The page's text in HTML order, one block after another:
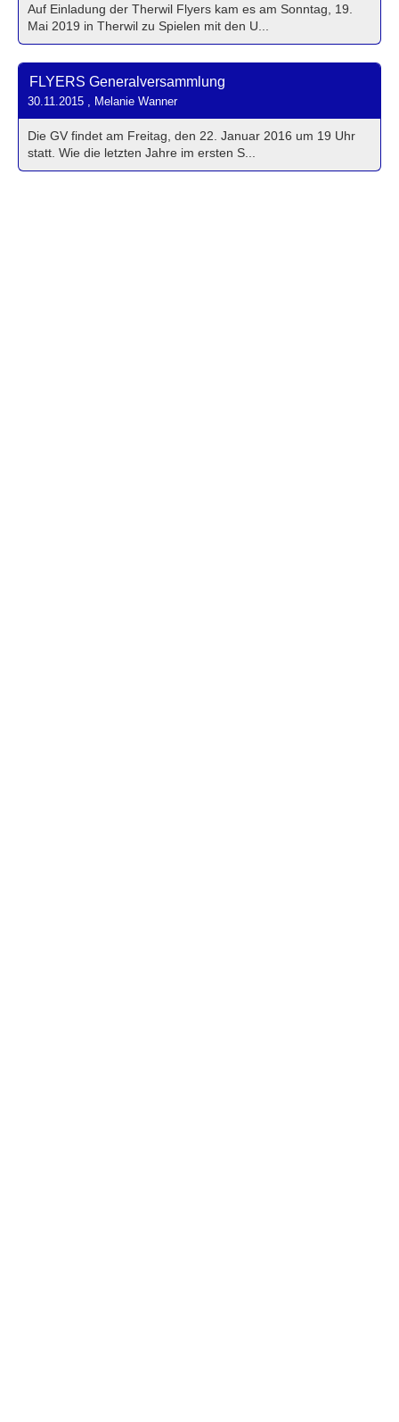
Auf Einladung der Therwil Flyers kam es am Sonntag, 19.
Mai 2019 in Therwil zu Spielen mit den U...
FLYERS Generalversammlung
30.11.2015 , Melanie Wanner
Die GV findet am Freitag, den 22. Januar 2016 um 19 Uhr
statt. Wie die letzten Jahre im ersten S...